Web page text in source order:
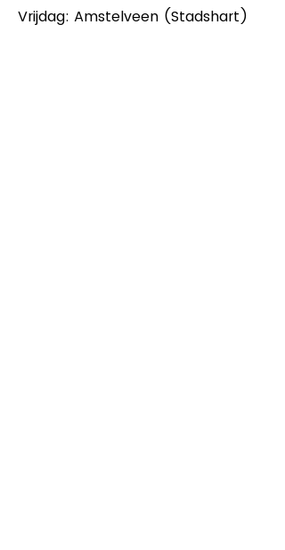
Vrijdag: Amstelveen (Stadshart)